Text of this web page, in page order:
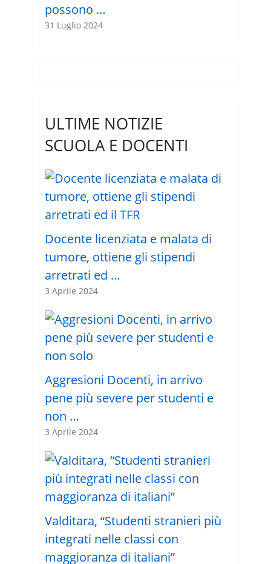
possono …
31 Luglio 2024
ULTIME NOTIZIE
SCUOLA E DOCENTI
Docente licenziata e malata di
tumore, ottiene gli stipendi
arretrati ed …
3 Aprile 2024
Aggresioni Docenti, in arrivo
pene più severe per studenti e
non …
3 Aprile 2024
Valditara, “Studenti stranieri più
integrati nelle classi con
maggioranza di italiani”